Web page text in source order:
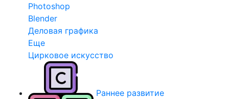
Photoshop
Blender
Деловая графика
Еще
Цирковое искусство
Раннее развитие